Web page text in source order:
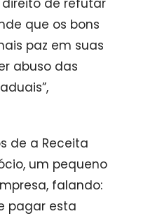
de refutar
que os bons
paz em suas
abuso das
de a Receita
um pequeno
falando:
pagar esta